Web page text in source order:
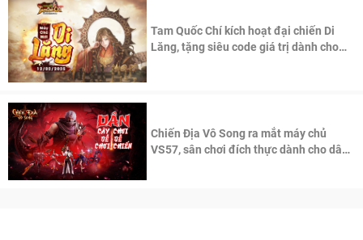
Tam Quốc Chí kích hoạt đại chiến Di
Lăng, tặng siêu code giá trị dành cho
Chiến Địa Vô Song ra mắt máy chủ
VS57, sân chơi đích thực dành cho dân